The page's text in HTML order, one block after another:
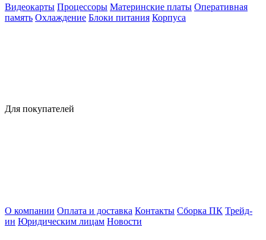
Видеокарты Процессоры Материнские платы Оперативная
память Охлаждение Блоки питания Корпуса
Для покупателей
О компании Оплата и доставка Контакты Сборка ПК Трейд-
ин Юридическим лицам Новости